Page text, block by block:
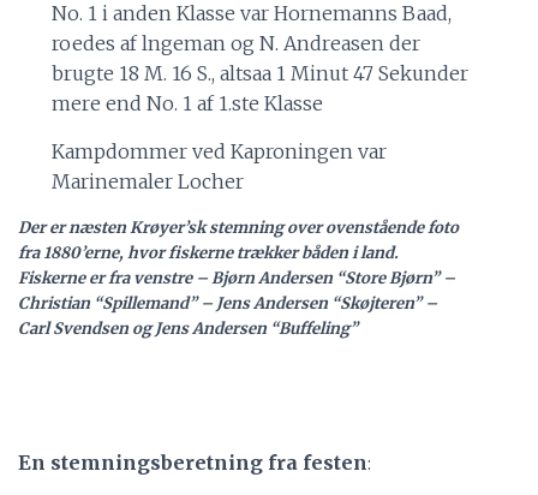
No. 1 i anden Klasse var Hornemanns Baad,
roedes af lngeman og N. Andreasen der
brugte 18 M. 16 S., altsaa 1 Minut 47 Sekunder
mere end No. 1 af 1.ste Klasse
Kampdommer ved Kaproningen var
Marinemaler Locher
Der er næsten Krøyer’sk stemning over ovenstående foto
fra 1880’erne, hvor fiskerne trækker båden i land.
Fiskerne er fra venstre – Bjørn Andersen “Store Bjørn” –
Christian “Spillemand” – Jens Andersen “Skøjteren” –
Carl Svendsen og Jens Andersen “Buffeling”
En stemningsberetning fra festen: